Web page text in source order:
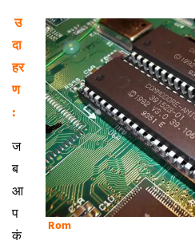
Rom
उ
दा
हर
ण
:
ज
ब
आ
प
कं